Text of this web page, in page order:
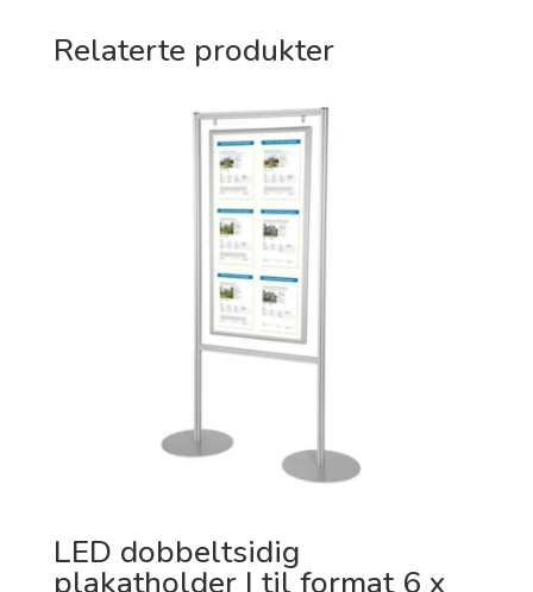
Relaterte produkter
LED dobbeltsidig
plakatholder | til format 6 x